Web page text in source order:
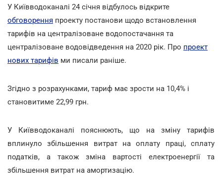
У Київводоканалі 24 січня відбулось відкрите
обговорення проекту постанови щодо встановлення
тарифів на централізоване водопостачання та
централізоване водовідведення на 2020 рік. Про проект
нових тарифів ми писали раніше.
Згідно з розрахунками, тариф має зрости на 10,4% і
становитиме 22,99 грн.
У Київводоканалі пояснюють, що на зміну тарифів
вплинуло збільшення витрат на оплату праці, сплату
податків, а також зміна вартості електроенергії та
збільшення витрат на амортизацію.